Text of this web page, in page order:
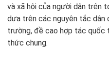
và xã hội của người dân trên
dựa trên các nguyên tắc dân
trường, đề cao hợp tác
thức chung.